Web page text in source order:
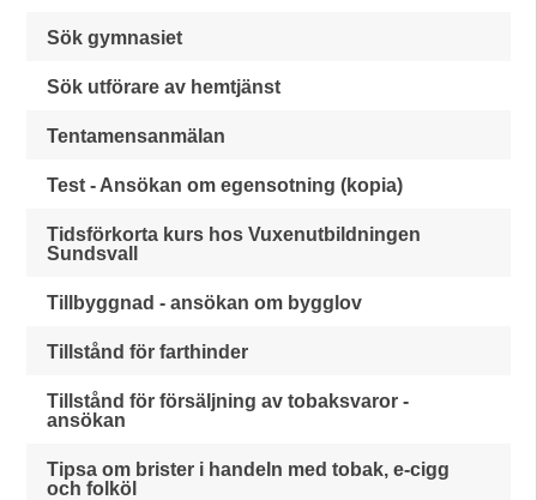
Sök gymnasiet
Sök utförare av hemtjänst
Tentamensanmälan
Test - Ansökan om egensotning (kopia)
Tidsförkorta kurs hos Vuxenutbildningen
Sundsvall
Tillbyggnad - ansökan om bygglov
Tillstånd för farthinder
Tillstånd för försäljning av tobaksvaror -
ansökan
Tipsa om brister i handeln med tobak, e-cigg
och folköl